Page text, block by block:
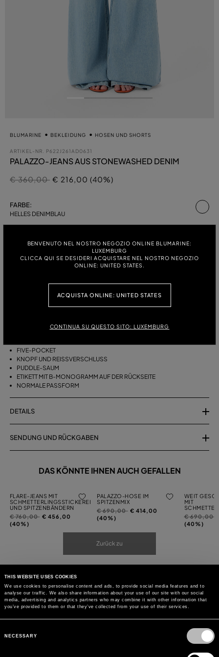
THIS WEBSITE USES COOKIES
We use cookies to personalise content and ads, to provide social media features and to
analyse our traffic. We also share information about your use of our site with our social
media, advertising and analytics partners who may combine it with other information that
you’ve provided to them or that they’ve collected from your use of their services.
Selection
NECESSARY
BENVENUTO NEL NOSTRO NEGOZIO ONLINE BLUMARINE:
LUXEMBURG
CLICCA QUI SE DESIDERI ACQUISTARE NEL NOSTRO NEGOZIO
ONLINE: UNITED STATES.
ACQUISTA ONLINE: UNITED STATES
CONTINUA SU QUESTO SITO: LUXEMBURG
BLUMARINE BEKLEIDUNG HOSEN UND SHORTS
ARTIKEL-NR. P622J261AD0631
PALAZZO-JEANS AUS STONEWASHED DENIM
Preis reduziert von
€ 360,00auf
€ 216,00 (40%)
FARBE:
HELLES DENIMBLAU
46
FIVE-POCKET-JEANS AUS STONEWASHED DENIM MIT PALAZZO-
FIVE-POCKET
KNOPF UND REISSVERSCHLUSS
PUDDLE-SAUM
ETIKETT MIT B-MONOGRAMM AUF DER RÜCKSEITE
NORMALE PASSFORM
DETAILS
SENDUNG UND RÜCKGABEN
DAS KÖNNTE IHNEN AUCH GEFALLEN
FLARE-JEANS MIT
SCHMETTERLINGSSTICKEREI
UND SPITZENBÄNDERN
Preis
reduziert
€ 760,00auf
€ 456,00
(40%)
PALAZZO-HOSE IM
SPITZENMIX
Preis
reduziert
€ 690,00auf
€ 414,00
(40%)
WEIT
MIT
Preis
reduziert
€ 690,00
(40%)
Zurück zu